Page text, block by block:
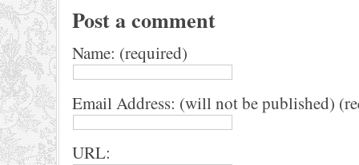
Post a comment
Name: (required)
Email Address: (will not be published)
URL: